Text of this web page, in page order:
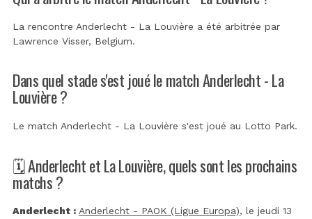
La rencontre Anderlecht - La Louvière a été arbitrée par
Lawrence Visser, Belgium.
Dans quel stade s'est joué le match Anderlecht - La
Louvière ?
Le match Anderlecht - La Louvière s'est joué au Lotto Park.
🗓️ Anderlecht et La Louvière, quels sont les prochains
matchs ?
Anderlecht : Anderlecht - PAOK (Ligue Europa), le jeudi 13